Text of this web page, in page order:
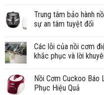
Trung tâm bảo hành
sự an tâm tuyệt đối
Các lỗi của nồi cơm
khắc phục và lời
Nồi Cơm Cuckoo Báo
Phục Hiệu Quả